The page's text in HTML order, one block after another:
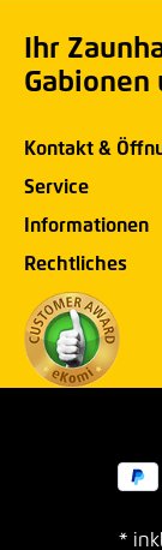
Ihr
Gabionen
Kontakt &
Service
Informationen
Rechtliches
*